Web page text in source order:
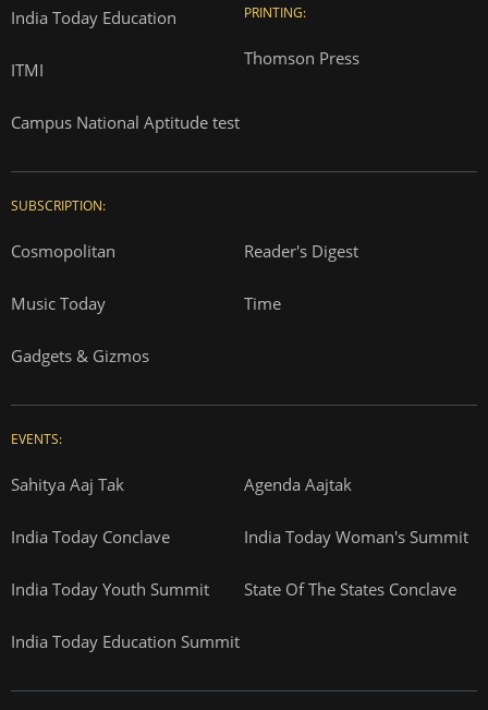
India Today Education
ITMI
Campus National Aptitude test
PRINTING:
Thomson Press
SUBSCRIPTION:
Cosmopolitan Reader's Digest
Music Today Time
Gadgets & Gizmos
EVENTS:
Sahitya Aaj Tak Agenda Aajtak
India Today Conclave India Today Woman's Summit
India Today Youth Summit State Of The States Conclave
India Today Education Summit